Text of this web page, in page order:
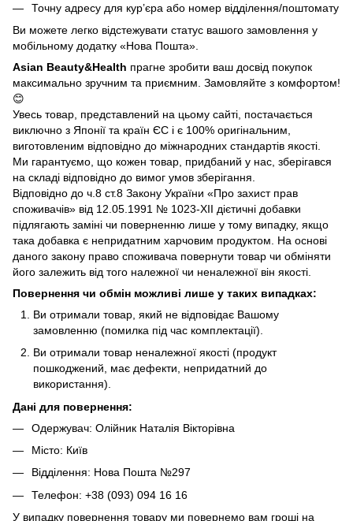
Точну адресу для кур’єра або номер відділення/поштомату
Ви можете легко відстежувати статус вашого замовлення у
мобільному додатку «Нова Пошта».
Asian Beauty&Health прагне зробити ваш досвід покупок
максимально зручним та приємним. Замовляйте з комфортом!
😊
Увесь товар, представлений на цьому сайті, постачається
виключно з Японії та країн ЄС і є 100% оригінальним,
виготовленим відповідно до міжнародних стандартів якості.
Ми гарантуємо, що кожен товар, придбаний у нас, зберігався
на складі відповідно до вимог умов зберігання.
Відповідно до ч.8 ст.8 Закону України «Про захист прав
споживачів» від 12.05.1991 № 1023-ХІІ дієтичні добавки
підлягають заміні чи поверненню лише у тому випадку, якщо
така добавка є непридатним харчовим продуктом. На основі
даного закону право споживача повернути товар чи обміняти
його залежить від того належної чи неналежної він якості.
Повернення чи обмін можливі лише у таких випадках:
Ви отримали товар, який не відповідає Вашому
замовленню (помилка під час комплектації).
Ви отримали товар неналежної якості (продукт
пошкоджений, має дефекти, непридатний до
використання).
Дані для повернення:
Одержувач: Олійник Наталія Вікторівна
Місто: Київ
Відділення: Нова Пошта №297
Телефон: +38 (093) 094 16 16
У випадку повернення товару ми повернемо вам гроші на